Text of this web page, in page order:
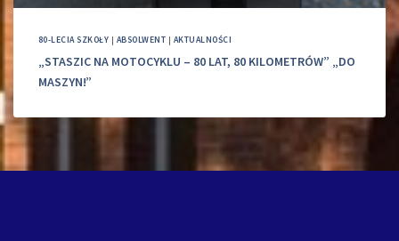
80-LECIA SZKOŁY | ABSOLWENT | AKTUALNOŚCI
„STASZIC NA MOTOCYKLU – 80 LAT, 80 KILOMETRÓW” „DO
MASZYN!”